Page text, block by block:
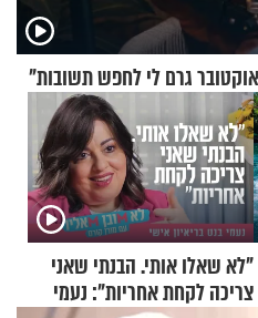
"לא שאלו אותי. הבנתי שאני
צריכה לקחת אחריות": נעמי